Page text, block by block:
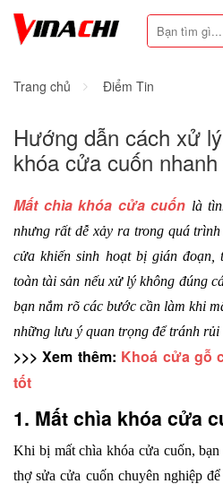
Trang chủ Điểm Tin
Hướng dẫn cách xử
khóa cửa cuốn
Mất chìa khóa cửa cuốn là
nhưng rất dễ xảy ra trong quá
cửa khiến sinh hoạt bị gián đoạn,
toàn tài sản nếu xử lý không đúng
bạn nắm rõ các bước cần làm khi
những lưu ý quan trọng để tránh rủi
>>> Xem thêm: Khoá cửa gỗ
tốt
1. Mất chìa khóa cửa
Khi bị mất chìa khóa cửa cuốn,
thợ sửa cửa cuốn chuyên nghiệp